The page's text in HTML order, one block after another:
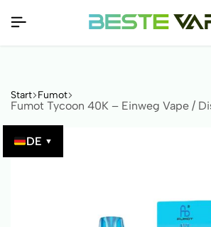
DE ▼
CODE ÜBERPRÜFBAR!
CODE ÜBERPRÜFBAR!
CODE ÜBERPRÜFBAR!
Start Fumot
Fumot Tycoon 40K – Einweg Vape /